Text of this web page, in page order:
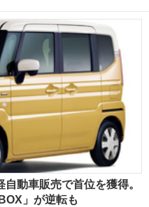
動車販売で首位を獲得。
」が逆転も